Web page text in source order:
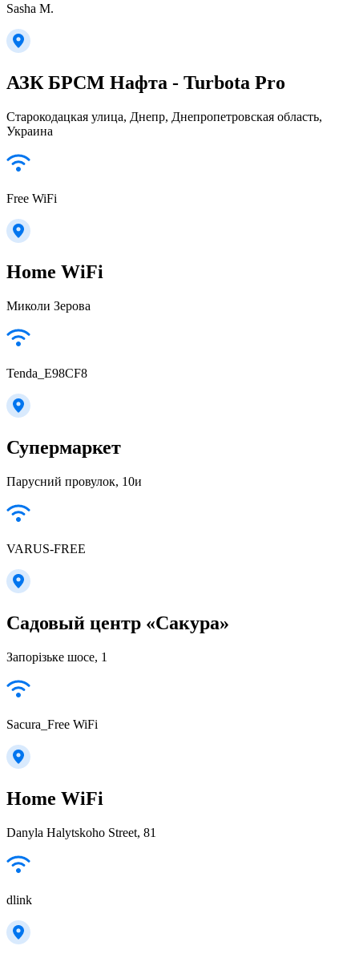
Sasha M.
АЗК БРСМ Нафта - Turbota Pro
Старокодацкая улица, Днепр, Днепропетровская область,
Украина
Free WiFi
Home WiFi
Миколи Зерова
Tenda_E98CF8
Супермаркет
Парусний провулок, 10и
VARUS-FREE
Садовый центр «Сакура»
Запорізьке шосе, 1
Sacura_Free WiFi
Home WiFi
Danyla Halytskoho Street, 81
dlink